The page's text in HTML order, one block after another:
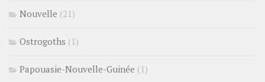
Nouvelle (21)
Ostrogoths (1)
Papouasie-Nouvelle-Guinée (1)